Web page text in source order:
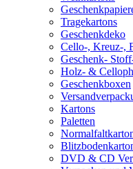
Tragekartons
Geschenkdeko
Cello-, Kreuz-,
Geschenk-
Holz- &
Geschenkboxen
Kartons
Paletten
DVD & CD